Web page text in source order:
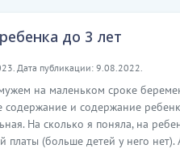
до 3 лет
Дата публикации: 9.08.2022.
мужем на маленьком сроке
содержание и содержание
На сколько я поняла, на
платы (больше детей у него